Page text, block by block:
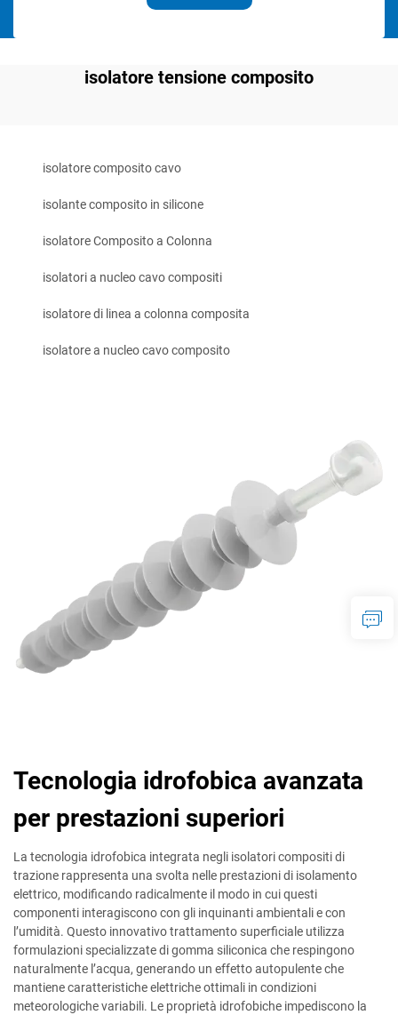
isolatore tensione composito
isolatore composito cavo
isolante composito in silicone
isolatore Composito a Colonna
isolatori a nucleo cavo compositi
isolatore di linea a colonna composita
isolatore a nucleo cavo composito
Tecnologia idrofobica avanzata
per prestazioni superiori
La tecnologia idrofobica integrata negli isolatori compositi di
trazione rappresenta una svolta nelle prestazioni di isolamento
elettrico, modificando radicalmente il modo in cui questi
componenti interagiscono con gli inquinanti ambientali e con
l’umidità. Questo innovativo trattamento superficiale utilizza
formulazioni specializzate di gomma siliconica che respingono
naturalmente l’acqua, generando un effetto autopulente che
mantiene caratteristiche elettriche ottimali in condizioni
meteorologiche variabili. Le proprietà idrofobiche impediscono la